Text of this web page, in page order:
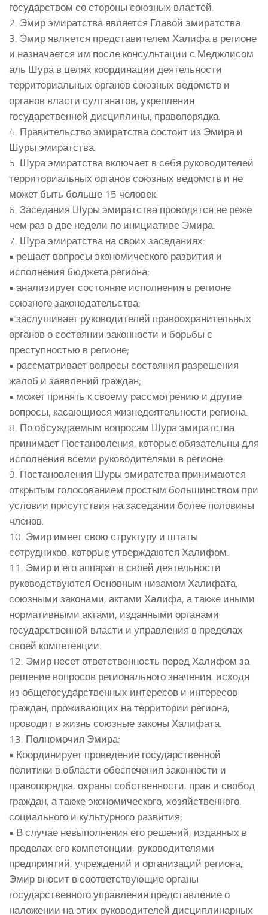
государством со стороны союзных властей.
2. Эмир эмиратства является Главой эмиратства.
3. Эмир является представителем Халифа в регионе
и назначается им после консультации с Меджлисом
аль Шура в целях координации деятельности
территориальных органов союзных ведомств и
органов власти султанатов, укрепления
государственной дисциплины, правопорядка.
4. Правительство эмиратства состоит из Эмира и
Шуры эмиратства.
5. Шура эмиратства включает в себя руководителей
территориальных органов союзных ведомств и не
может быть больше 15 человек.
6. Заседания Шуры эмиратства проводятся не реже
чем раз в две недели по инициативе Эмира.
7. Шура эмиратства на своих заседаниях:
• решает вопросы экономического развития и
исполнения бюджета региона;
• анализирует состояние исполнения в регионе
союзного законодательства;
• заслушивает руководителей правоохранительных
органов о состоянии законности и борьбы с
преступностью в регионе;
• рассматривает вопросы состояния разрешения
жалоб и заявлений граждан;
• может принять к своему рассмотрению и другие
вопросы, касающиеся жизнедеятельности региона.
8. По обсуждаемым вопросам Шура эмиратства
принимает Постановления, которые обязательны для
исполнения всеми руководителями в регионе.
9. Постановления Шуры эмиратства принимаются
открытым голосованием простым большинством при
условии присутствия на заседании более половины
членов.
10. Эмир имеет свою структуру и штаты
сотрудников, которые утверждаются Халифом.
11. Эмир и его аппарат в своей деятельности
руководствуются Основным низамом Халифата,
союзными законами, актами Халифа, а также иными
нормативными актами, изданными органами
государственной власти и управления в пределах
своей компетенции.
12. Эмир несет ответственность перед Халифом за
решение вопросов регионального значения, исходя
из общегосударственных интересов и интересов
граждан, проживающих на территории региона,
проводит в жизнь союзные законы Халифата.
13. Полномочия Эмира:
• Координирует проведение государственной
политики в области обеспечения законности и
правопорядка, охраны собственности, прав и свобод
граждан, а также экономического, хозяйственного,
социального и культурного развития;
• В случае невыполнения его решений, изданных в
пределах его компетенции, руководителями
предприятий, учреждений и организаций региона,
Эмир вносит в соответствующие органы
государственного управления представление о
наложении на этих руководителей дисциплинарных